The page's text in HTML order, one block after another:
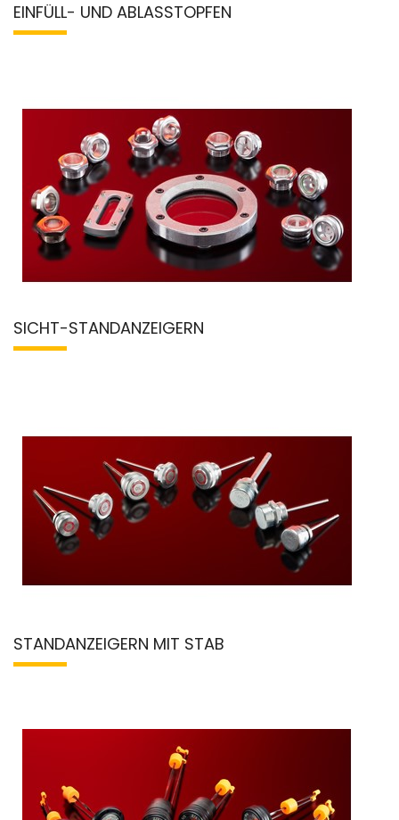
EINFÜLL- UND ABLASSTOPFEN
SICHT-STANDANZEIGERN
STANDANZEIGERN MIT STAB